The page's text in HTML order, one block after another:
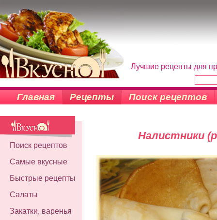
Лучшие рецепты для
Главная Рецепты Поиск рецептов
Поиск рецептов
Самые вкусные
Быстрые рецепты
Салаты
Закатки, варенья
Налистники